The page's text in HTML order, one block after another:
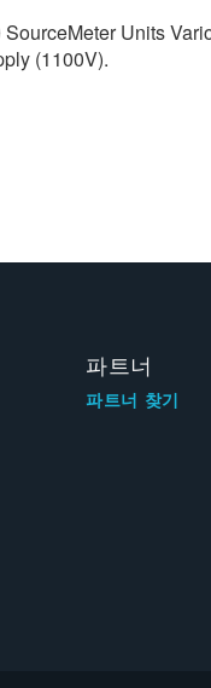
Units
(1100V).
파트너
파트너 찾기